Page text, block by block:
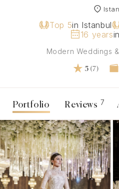
Top 5in Istanbul
16 years
Modern Weddings
5 (7)
Portfolio Reviews 7